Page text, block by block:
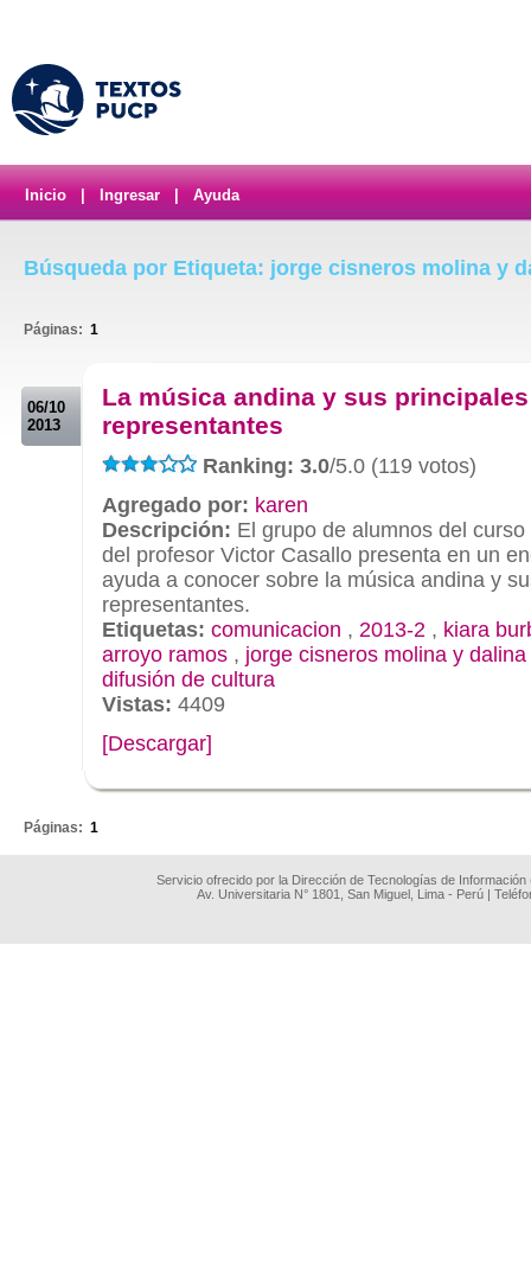
Inicio Ingresar Ayuda
Búsqueda por Etiqueta: jorge cisneros molina y
Páginas: 1
06/10
2013
La música andina y sus principales
representantes
Ranking: 3.0/5.0 (119 votos)
Agregado por: karen
Descripción: El grupo de alumnos del
del profesor Victor Casallo presenta en un
ayuda a conocer sobre la música andina y
representantes.
Etiquetas: comunicacion , 2013-2 , kiara
arroyo ramos , jorge cisneros molina y
difusión de cultura
Vistas: 4409
[Descargar]
Páginas: 1
Servicio ofrecido por la Dirección de Tecnologías de
Av. Universitaria N° 1801, San Miguel, Lima - Perú |